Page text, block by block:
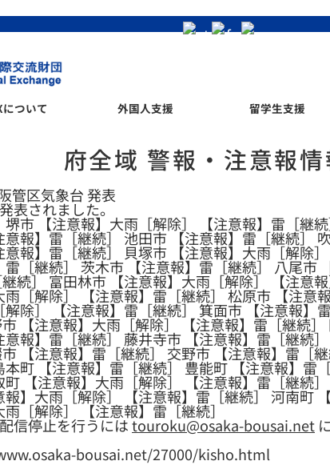
について 外国人支援 留学生支援
府全域 警報・注意報情
管区気象台 発表
表されました。
市 【注意報】大雨［解除］ 【注意報】雷［継
報】雷［継続］ 池田市 【注意報】雷［継続］
報】雷［継続］ 貝塚市 【注意報】大雨［解除
［継続］ 茨木市 【注意報】雷［継続］ 八尾市
続］ 富田林市 【注意報】大雨［解除］ 【注意
［解除］ 【注意報】雷［継続］ 松原市 【注意
除］ 【注意報】雷［継続］ 箕面市 【注意報】
【注意報】大雨［解除］ 【注意報】雷［継続
報】雷［継続］ 藤井寺市 【注意報】雷［継続
【注意報】雷［継続］ 交野市 【注意報】雷［
町 【注意報】雷［継続］ 豊能町 【注意報】雷
【注意報】大雨［解除］ 【注意報】雷［継続
】大雨［解除］ 【注意報】雷［継続］ 河南町
［解除］ 【注意報】雷［継続］
信停止を行うにはtouroku@osaka-bousai.net
bousai.net/27000/kisho.html